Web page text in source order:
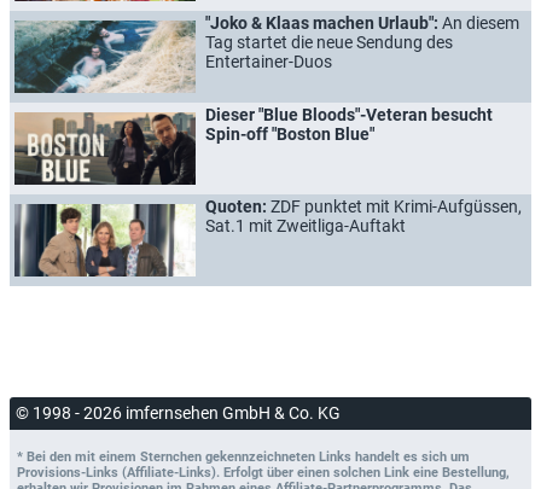
"Joko & Klaas machen Urlaub": An diesem
Tag startet die neue Sendung des
Entertainer-Duos
Dieser "Blue Bloods"-Veteran besucht
Spin-off "Boston Blue"
Quoten: ZDF punktet mit Krimi-Aufgüssen,
Sat.1 mit Zweitliga-Auftakt
© 1998 - 2026 imfernsehen GmbH & Co. KG
* Bei den mit einem Sternchen gekennzeichneten Links handelt es sich um
Provisions-Links (Affiliate-Links). Erfolgt über einen solchen Link eine Bestellung,